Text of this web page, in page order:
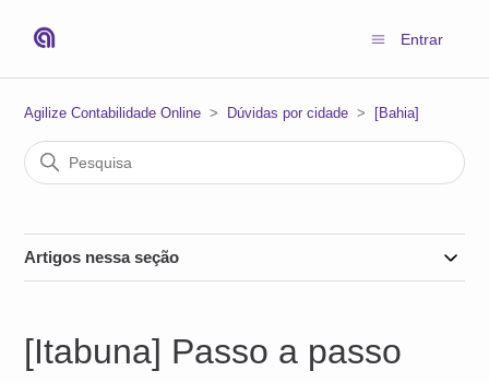
Entrar
Agilize Contabilidade Online Dúvidas por cidade [Bahia]
Artigos nessa seção
[Itabuna] Passo a passo